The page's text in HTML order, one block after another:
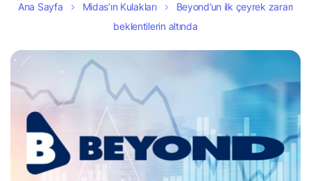
Ana Sayfa Midas’ın Kulakları
Beyond’un ilk çeyrek zararı
beklentilerin altında